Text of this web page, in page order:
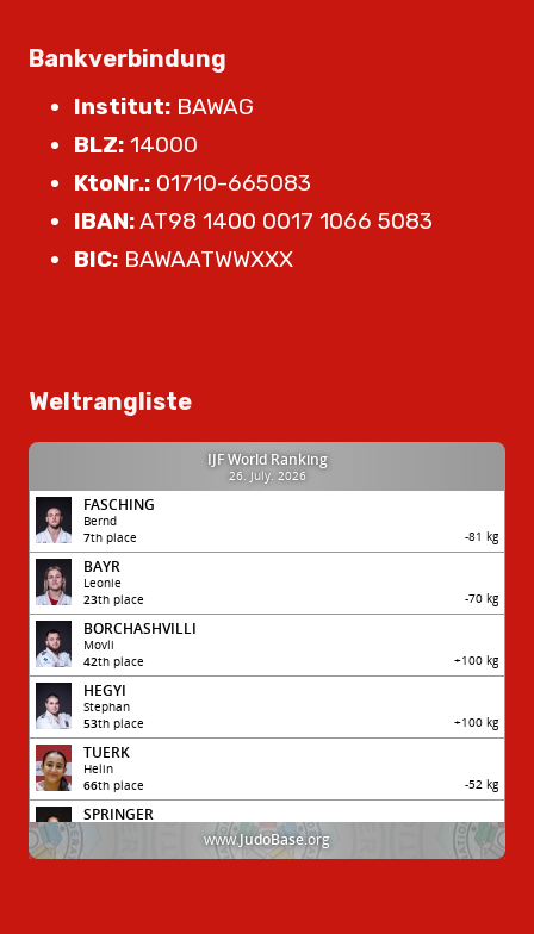
Bankverbindung
Institut: BAWAG
BLZ: 14000
KtoNr.: 01710-665083
IBAN:AT98 1400 0017 1066 5083
BIC: BAWAATWWXXX
Weltrangliste